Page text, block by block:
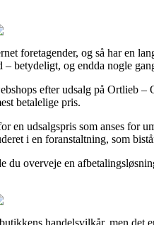
foretagender, og så har en
betydeligt, og endda nogle
efter udsalg på Ortlieb
betalelige pris.
en udsalgspris som anses for
i en foranstaltning, som
du overveje en
handelsvilkår, men det